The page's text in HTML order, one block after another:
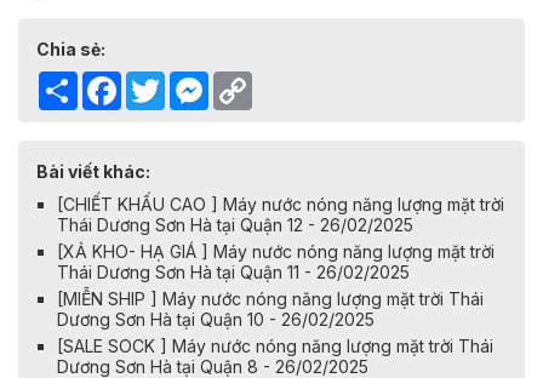
Chia sẻ:
Share Facebook
TwitterMessenger
Bài viết khác:
[CHIẾT KHẤU CAO ] Máy nước nóng năng lượng mặt trời
Thái Dương Sơn Hà tại Quận 12 - 26/02/2025
[XẢ KHO- HẠ GIÁ ] Máy nước nóng năng lượng mặt trời
Thái Dương Sơn Hà tại Quận 11 - 26/02/2025
[MIỄN SHIP ] Máy nước nóng năng lượng mặt trời Thái
Dương Sơn Hà tại Quận 10 - 26/02/2025
[SALE SOCK ] Máy nước nóng năng lượng mặt trời Thái
Dương Sơn Hà tại Quận 8 - 26/02/2025